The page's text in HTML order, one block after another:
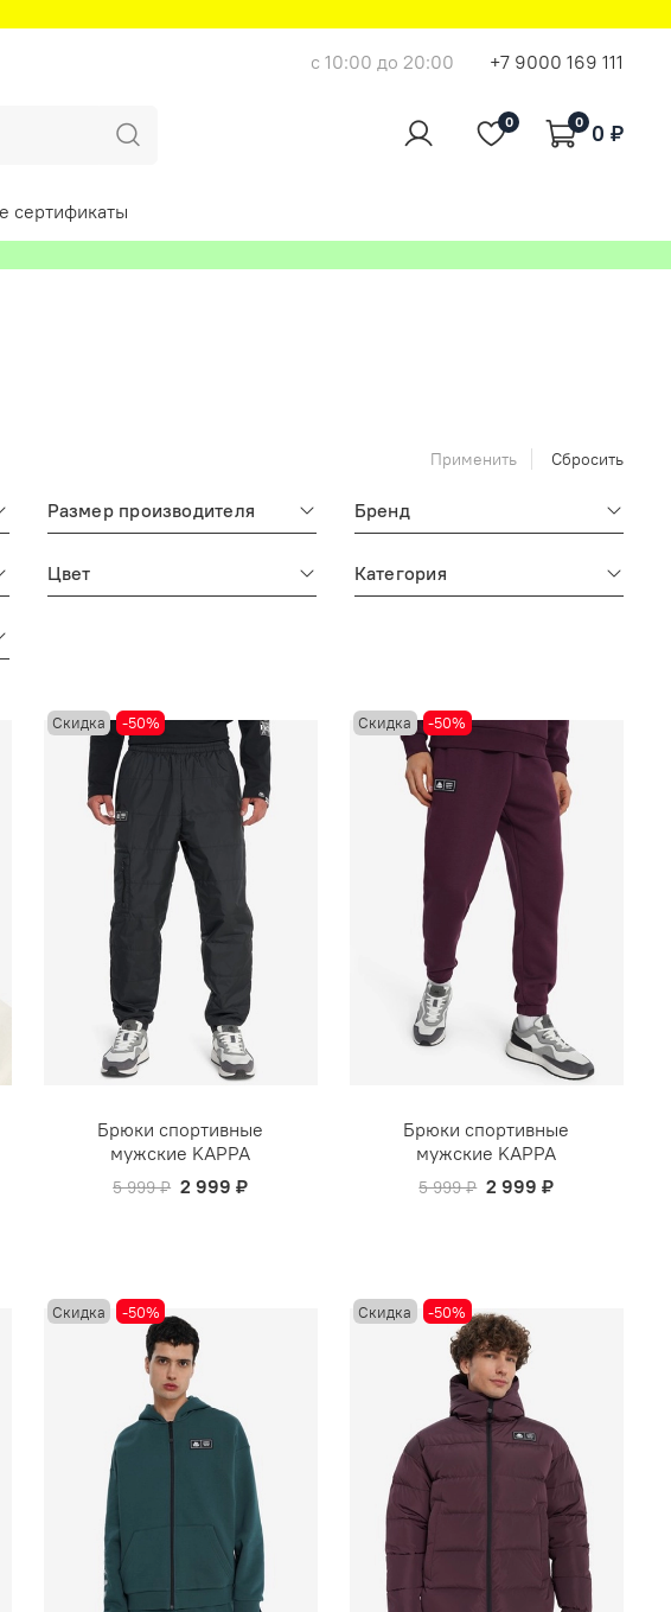
с 10:00 до 20:00 +7 9000 169 111
0 0 0 ₽
сертификаты
Применить Сбросить
Размер производителя Бренд
Цвет Категория
Скидка -50%
Брюки спортивные
мужские KAPPA
5 999 ₽ 2 999 ₽
Скидка -50%
Брюки спортивные
мужские KAPPA
5 999 ₽ 2 999 ₽
Скидка -50% Скидка -50%